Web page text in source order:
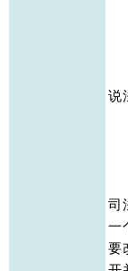
说
司
一
要